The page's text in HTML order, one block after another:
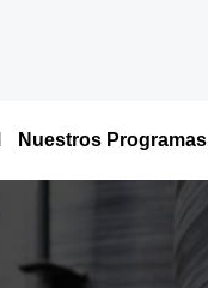
Nuestros Programas